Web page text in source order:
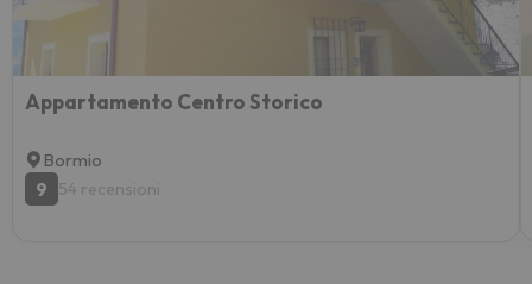
Appartamento Centro Storico
Bormio
9
54 recensioni